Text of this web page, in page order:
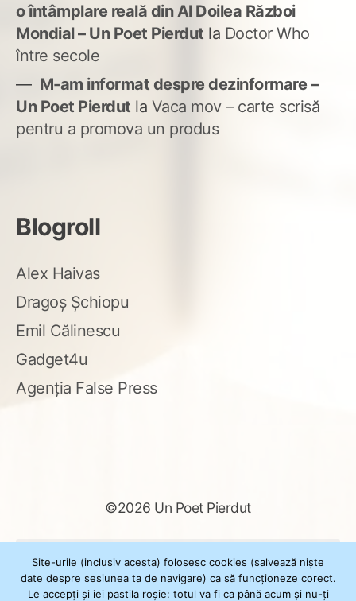
o întâmplare reală din Al Doilea Război
Mondial – Un Poet Pierdut la Doctor Who
între secole
M-am informat despre dezinformare –
Un Poet Pierdut la Vaca mov – carte scrisă
pentru a promova un produs
Blogroll
Alex Haivas
Dragoș Șchiopu
Emil Călinescu
Gadget4u
Agenția False Press
©2026 Un Poet Pierdut
după:
Site-urile (inclusiv acesta) folosesc cookies (salvează niște
date despre sesiunea ta de navigare) ca să funcționeze corect.
Le accepți și iei pastila roșie: totul va fi ca până acum și nu-ți